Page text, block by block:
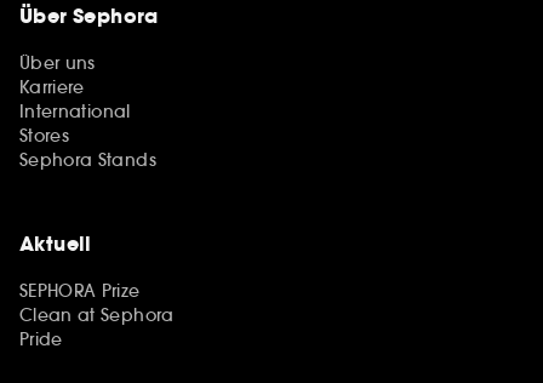
Über Sephora
Über uns
Karriere
International
Stores
Sephora Stands
Aktuell
SEPHORA Prize
Clean at Sephora
Pride